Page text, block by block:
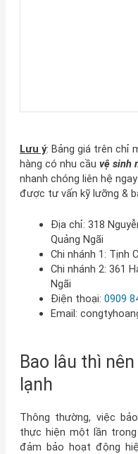
Lưu ý: Bảng giá trên chỉ
hàng có nhu cầu vệ sinh
nhanh chóng liên hệ
được tư vấn kỹ lưỡng &
Địa chỉ: 318
Quảng Ngãi
Chi nhánh 1: Tịnh
Chi nhánh 2: 361
Ngãi
Điện thoại: 0909
Email:
Bao lâu thì
lạnh
Thông thường, việc
thực hiện một lần
đảm bảo hoạt động